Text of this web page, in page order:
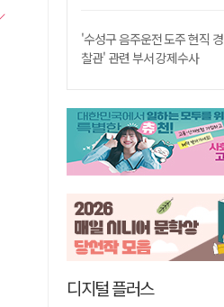
'수성구 음주운전 도주 현직 경
찰관' 관련 부서 강제수사
디지털 플러스